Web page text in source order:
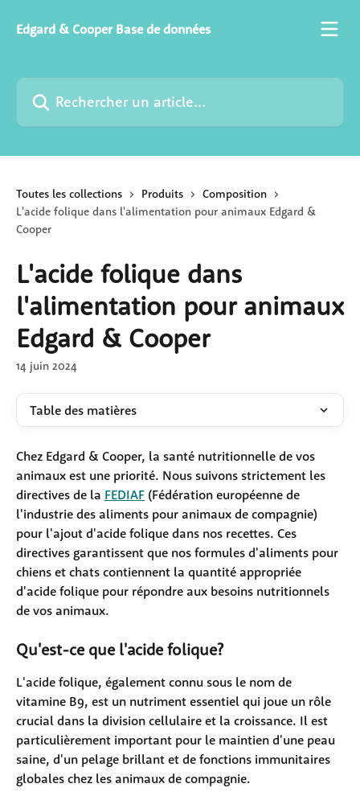
Edgard & Cooper Base de données
Rechercher un article...
Toutes les collections Produits
Composition
L'acide folique dans l'alimentation pour animaux Edgard &
Cooper
L'acide folique dans
l'alimentation pour animaux
Edgard & Cooper
14 juin 2024
Table des matières
Chez Edgard & Cooper, la santé nutritionnelle de vos
animaux est une priorité. Nous suivons strictement les
directives de la FEDIAF (Fédération européenne de
l'industrie des aliments pour animaux de compagnie)
pour l'ajout d'acide folique dans nos recettes. Ces
directives garantissent que nos formules d'aliments pour
chiens et chats contiennent la quantité appropriée
d'acide folique pour répondre aux besoins nutritionnels
de vos animaux.
Qu'est-ce que l'acide folique?
L'acide folique, également connu sous le nom de
vitamine B9, est un nutriment essentiel qui joue un rôle
crucial dans la division cellulaire et la croissance. Il est
particulièrement important pour le maintien d'une peau
saine, d'un pelage brillant et de fonctions immunitaires
globales chez les animaux de compagnie.